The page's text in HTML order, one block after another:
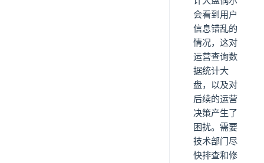
会看到用户
信息错乱的
情况，这对
运营查询数
据统计大
盘，以及对
后续的运营
决策产生了
困扰。需要
技术部门尽
快排查和修